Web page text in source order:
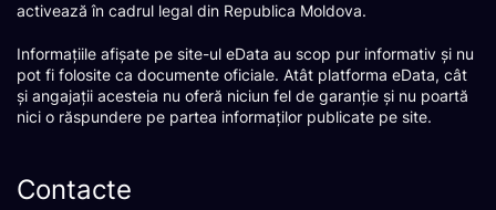
activează în cadrul legal din Republica Moldova.
Informațiile afișate pe site-ul eData au scop pur informativ și nu
pot fi folosite ca documente oficiale. Atât platforma eData, cât
și angajații acesteia nu oferă niciun fel de garanție și nu poartă
nici o răspundere pe partea informaților publicate pe site.
Contacte